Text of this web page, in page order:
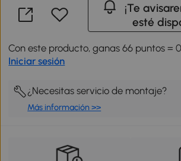
¡Te
esté
Con este producto, ganas 66 puntos =
Iniciar sesión
¿Necesitas servicio de montaje?
Más información >>